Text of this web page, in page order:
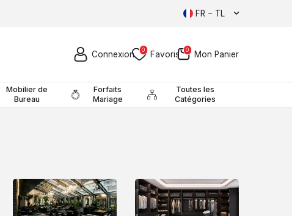
FR − TL
Connexion 0 Favoris 0 Mon Panier
Mobilier de
Bureau
Forfaits
Mariage
Toutes les
Catégories